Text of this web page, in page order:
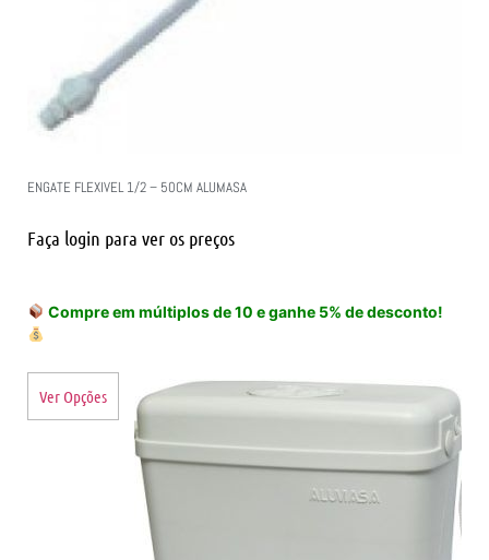
ENGATE FLEXIVEL 1/2 – 50CM ALUMASA
Faça login para ver os preços
Compre em múltiplos de 10 e ganhe 5% de desconto!
Ver Opções